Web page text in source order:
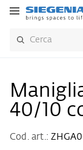
40/10
Cod. art.: